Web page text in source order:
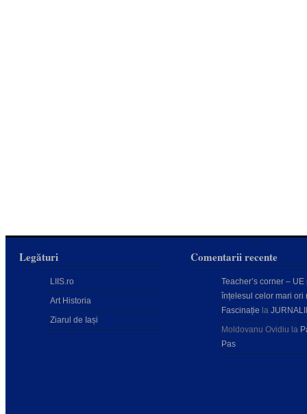
Legături
LIIS.ro
Art Historia
Ziarul de Iași
Comentarii recente
Teacher’s corner – UE
înțelesul celor mari ori
Fascinație la
Moldovanu Ovidiu la
Pas